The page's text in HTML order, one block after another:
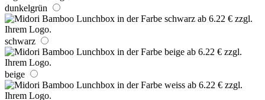
dunkelgrün
schwarz
beige